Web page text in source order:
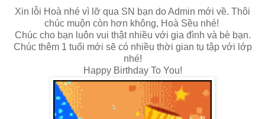
Xin lỗi Hoà nhé vì lỡ qua SN bạn do Admin mới về. Thôi
chúc muộn còn hơn không, Hoà Sều nhé!
Chúc cho bạn luôn vui thật nhiều với gia đình và bè bạn.
Chúc thêm 1 tuổi mới sẽ có nhiều thời gian tụ tập với lớp
nhé!
Happy Birthday To You!